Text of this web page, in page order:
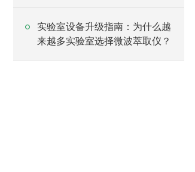
实验室设备升级指南：为什么越
来越多实验室选择微波萃取仪？